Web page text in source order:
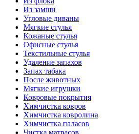
Из замши
Угловые диваны
Мягкие стулья
Кожаные стулья
Офисные стулья
Текстильные стулья
Удаление запахов
Запах табака
После животных
Мягкие игрушки
Ковровые покрытия
Химчистка ковров
Химчистка ковролина
Химчистка паласов